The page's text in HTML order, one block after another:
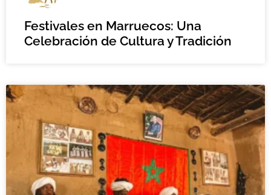
Festivales en Marruecos: Una
Celebración de Cultura y Tradición